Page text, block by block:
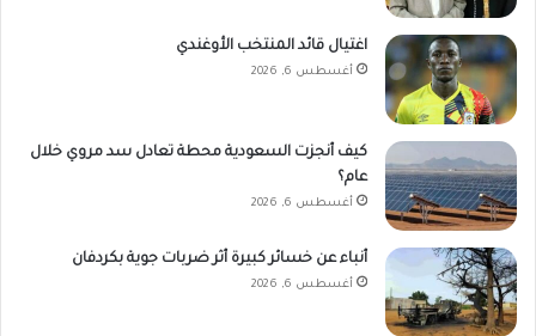
اغتيال قائد المنتخب الأوغندي
أغسطس 6, 2026
كيف أنجزت السعودية محطة تعادل سد مروي خلال
عام؟
أغسطس 6, 2026
أنباء عن خسائر كبيرة أثر ضربات جوية بكردفان
أغسطس 6, 2026